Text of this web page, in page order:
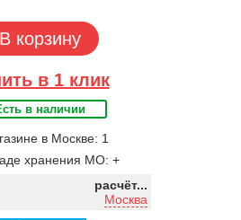
В корзину
в 1 клик
в наличии
в Москве: 1
хранения МО: +
расчёт...
Москва